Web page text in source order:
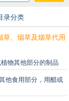
录分类
草、烟草及烟草代用
物其他部分的制品
他食用部分，用醋或